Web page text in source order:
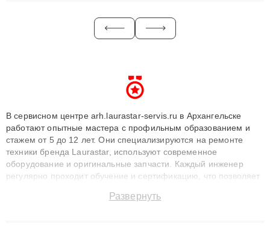
В сервисном центре arh.laurastar-servis.ru в Архангельске
работают опытные мастера с профильным образованием и
стажем от 5 до 12 лет. Они специализируются на ремонте
техники бренда Laurastar, используют современное
оборудование и оригинальные запчасти. Каждый инженер
регулярно проходит обучение и сертификацию, что позволяет
технику с сохранением гарантии до 3 лет. Наши мастера
Развернуть